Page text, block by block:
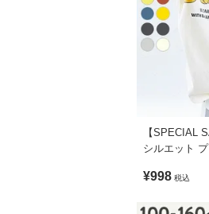
通園通学着
柄シャツや
素材・仕様
本体：綿
CHINA
洗濯機洗い
【SPECIAL
シルエット
¥998 税込